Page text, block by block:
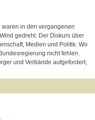
in den vergangenen
gedreht. Der Diskurs über
Medien und Politik. Wo
nicht fehlen.
und Verbände aufgefordert,